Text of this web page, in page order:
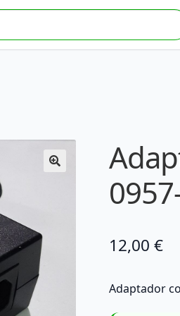
0957-2119 – HP (Other)
12,00 €
Adaptador